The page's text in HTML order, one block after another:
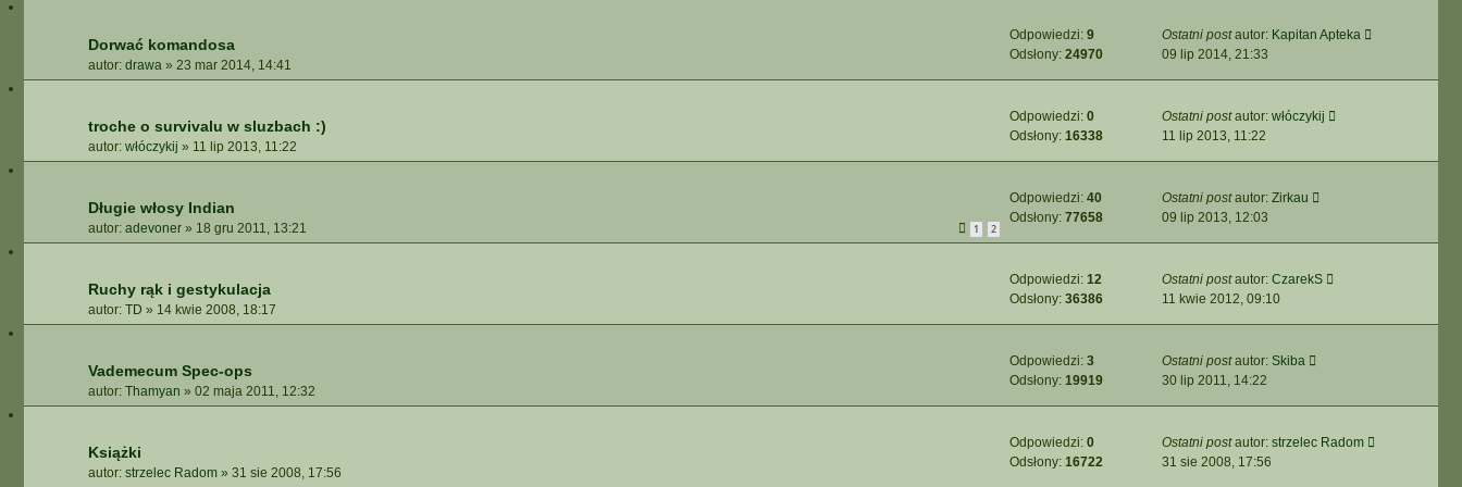
Dorwać komandosa
autor: drawa » 23 mar 2014, 14:41
Odpowiedzi: 9
Odsłony: 24970
Ostatni postautor: Kapitan Apteka
09 lip 2014, 21:33
troche o survivalu w sluzbach :)
autor: włóczykij » 11 lip 2013, 11:22
Odpowiedzi: 0
Odsłony: 16338
Ostatni postautor: włóczykij
11 lip 2013, 11:22
Długie włosy Indian
autor: adevoner » 18 gru 2011, 13:21 1 2
Odpowiedzi: 40
Odsłony: 77658
Ostatni postautor: Zirkau
09 lip 2013, 12:03
Ruchy rąk i gestykulacja
autor: TD » 14 kwie 2008, 18:17
Odpowiedzi: 12
Odsłony: 36386
Ostatni postautor: CzarekS
11 kwie 2012, 09:10
Vademecum Spec-ops
autor: Thamyan » 02 maja 2011, 12:32
Odpowiedzi: 3
Odsłony: 19919
Ostatni postautor: Skiba
30 lip 2011, 14:22
Książki
autor: strzelec Radom » 31 sie 2008, 17:56
Odpowiedzi: 0
Odsłony: 16722
Ostatni postautor: strzelec Radom
31 sie 2008, 17:56